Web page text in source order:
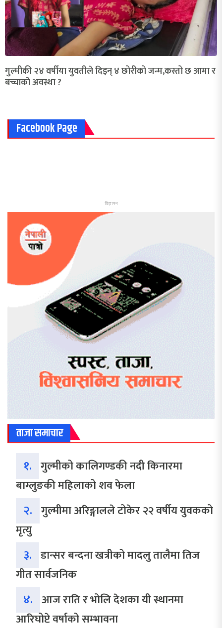
गुल्मीकी २४ वर्षीया युवतीले दिइन् ४ छोरीको जन्म,कस्तो छ आमा र
बच्चाको अवस्था ?
Facebook Page
विज्ञापन
ताजा समाचार
१. गुल्मीको कालिगण्डकी नदी किनारमा
बाग्लुङकी महिलाको शव फेला
२. गुल्मीमा अरिङ्गालले टोकेर २२ वर्षीय युवकको
मृत्यु
३. डान्सर बन्दना खत्रीको मादलु तालैमा तिज
गीत सार्वजनिक
४. आज राति र भोलि देशका यी स्थानमा
आरिघोप्टे वर्षाको सम्भावना